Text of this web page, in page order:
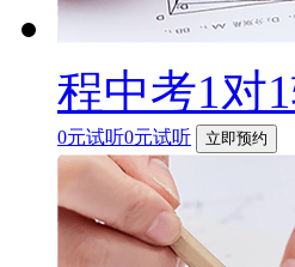
程中考1对
0元试听0元试听 立即预约